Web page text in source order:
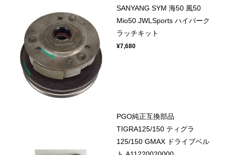
SANYANG SYM 海50 風50
Mio50 JWLSports ハイパーク
ラッチキット
¥7,680
PGO純正互換部品
TIGRA125/150 ティグラ
125/150 GMAX ドライブベル